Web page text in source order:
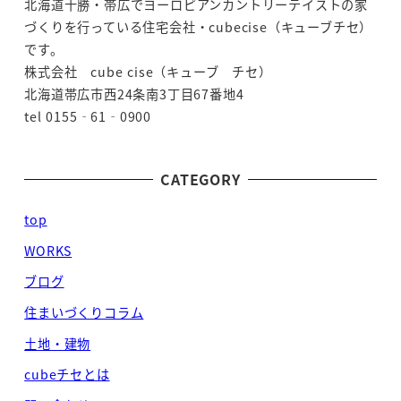
北海道十勝・帯広でヨーロピアンカントリーテイストの家
づくりを行っている住宅会社・cubecise（キューブチセ）
です。
株式会社 cube cise（キューブ チセ）
北海道帯広市西24条南3丁目67番地4
tel 0155‐61‐0900
CATEGORY
top
WORKS
ブログ
住まいづくりコラム
土地・建物
cubeチセとは